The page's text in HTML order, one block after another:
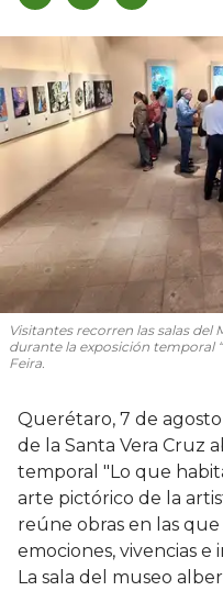
Visitantes recorren las salas del
durante la exposición temporal
Feira.
Querétaro, 7 de
de la Santa Vera Cruz
temporal "Lo que
arte pictórico de la
reúne obras en las
emociones, vivencias e
La sala del museo